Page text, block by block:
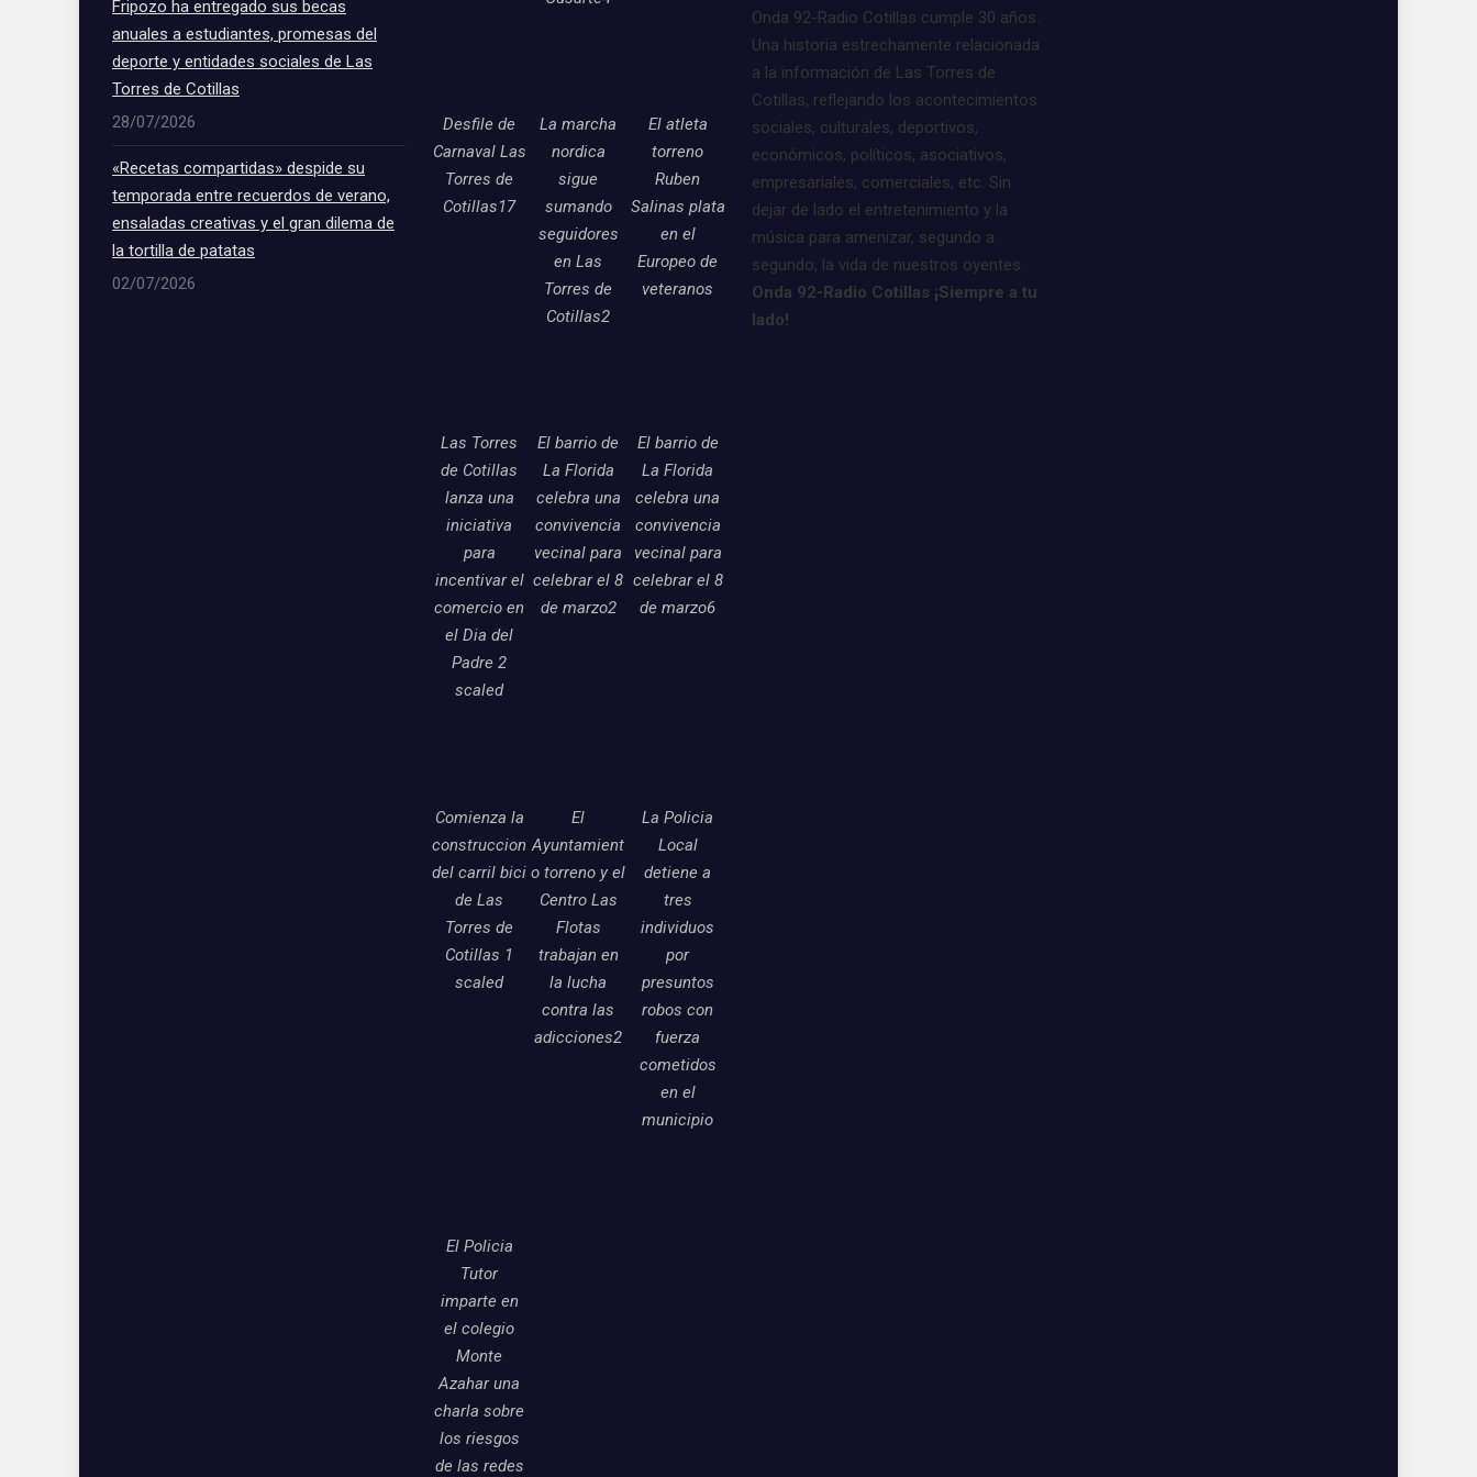
Fripozo ha entregado sus becas
anuales a estudiantes, promesas del
deporte y entidades sociales de Las
Torres de Cotillas
28/07/2026
«Recetas compartidas» despide su
temporada entre recuerdos de verano,
ensaladas creativas y el gran dilema de
la tortilla de patatas
02/07/2026
Desfile de
Carnaval Las
Torres de
Cotillas17
La marcha
nordica
sigue
sumando
seguidores
en Las
Torres de
Cotillas2
El atleta
torreno
Ruben
Salinas plata
en el
Europeo de
veteranos
Las Torres
de Cotillas
lanza una
iniciativa
para
incentivar el
comercio en
el Dia del
Padre 2
scaled
El barrio de
La Florida
celebra una
convivencia
vecinal para
celebrar el 8
de marzo2
El barrio de
La Florida
celebra una
convivencia
vecinal para
celebrar el 8
de marzo6
Comienza la
construccion
del carril bici
de Las
Torres de
Cotillas 1
scaled
El
Ayuntamient
o torreno y el
Centro Las
Flotas
trabajan en
la lucha
contra las
adicciones2
La Policia
Local
detiene a
tres
individuos
por
presuntos
robos con
fuerza
cometidos
en el
municipio
El Policia
Tutor
imparte en
el colegio
Monte
Azahar una
charla sobre
los riesgos
de las redes
Onda 92-Radio Cotillas cumple 30 años.
Una historia estrechamente relacionada
a la información de Las Torres de
Cotillas, reflejando los acontecimientos
sociales, culturales, deportivos,
económicos, políticos, asociativos,
empresariales, comerciales, etc. Sin
dejar de lado el entretenimiento y la
música para amenizar, segundo a
segundo, la vida de nuestros oyentes.
Onda 92-Radio Cotillas ¡Siempre a tu
lado!